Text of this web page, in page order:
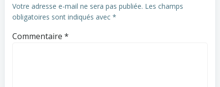
Votre adresse e-mail ne sera pas publiée. Les champs
obligatoires sont indiqués avec *
Commentaire *